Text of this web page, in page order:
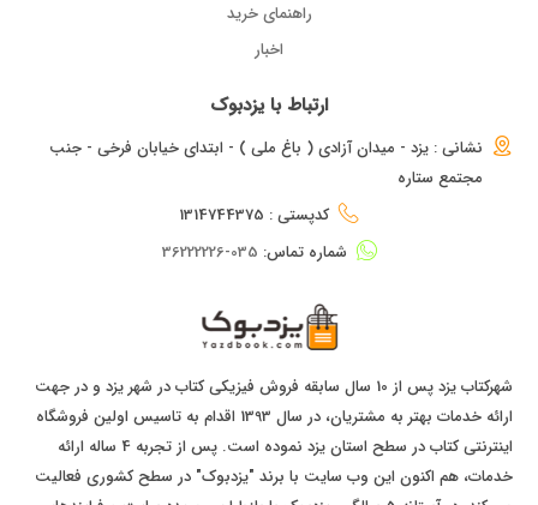
راهنمای خرید
اخبار
ارتباط با یزدبوک
نشانی : یزد - میدان آزادی ( باغ ملی ) - ابتدای خیابان فرخی - جنب
مجتمع ستاره
کدپستی : 1314744375
شماره تماس: 035-36222226
شهرکتاب یزد پس از 10 سال سابقه فروش فیزیکی کتاب در شهر یزد و در جهت
ارائه خدمات بهتر به مشتریان، در سال 1393 اقدام به تاسیس اولین فروشگاه
اینترنتی کتاب در سطح استان یزد نموده است. پس از تجربه 4 ساله ارائه
خدمات، هم اکنون این وب سایت با برند "یزدبوک" در سطح کشوری فعالیت